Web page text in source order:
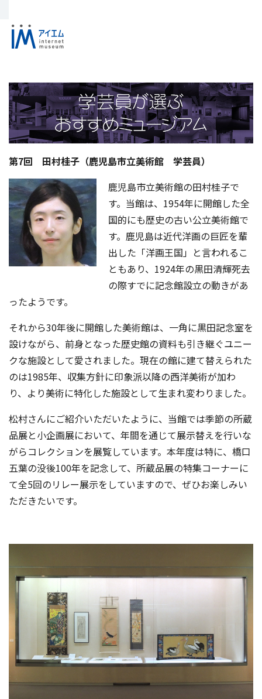
第7回 田村桂子（鹿児島市立美術館 学芸員）
鹿児島市立美術館の田村桂子で
す。当館は、1954年に開館した全
国的にも歴史の古い公立美術館で
す。鹿児島は近代洋画の巨匠を輩
出した「洋画王国」と言われるこ
ともあり、1924年の黒田清輝死去
の際すでに記念館設立の動きがあ
ったようです。
それから30年後に開館した美術館は、一角に黒田記念室を
設けながら、前身となった歴史館の資料も引き継ぐユニー
クな施設として愛されました。現在の館に建て替えられた
のは1985年、収集方針に印象派以降の西洋美術が加わ
り、より美術に特化した施設として生まれ変わりました。
松村さんにご紹介いただいたように、当館では季節の所蔵
品展と小企画展において、年間を通じて展示替えを行いな
がらコレクションを展覧しています。本年度は特に、橋口
五葉の没後100年を記念して、所蔵品展の特集コーナーに
て全5回のリレー展示をしていますので、ぜひお楽しみい
ただきたいです。